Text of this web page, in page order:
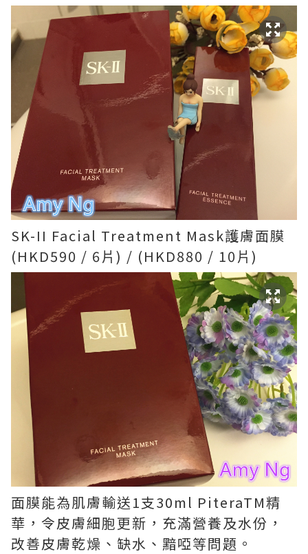
SK-II Facial Treatment Mask護膚面膜
(HKD590 / 6片) / (HKD880 / 10片)
面膜能為肌膚輸送1支30ml PiteraTM精
華，令皮膚細胞更新，充滿營養及水份，
改善皮膚乾燥、缺水、黯啞等問題。